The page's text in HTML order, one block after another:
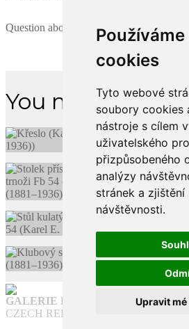
cookies
Tyto webové
soubory cookies
nástroje s cílem
uživatelského
přizpůsobeného
analýzy
stránek a zjištění
návštěvnosti.
Upravit
Question about the product
You might like
GALERIE FUNKCE
CZECH REPUBLIC